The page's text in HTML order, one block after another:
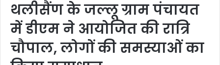
थलीसैंण के जल्लू ग्राम पंचायत
में डीएम ने आयोजित की रात्रि
चौपाल, लोगों की समस्याओं का